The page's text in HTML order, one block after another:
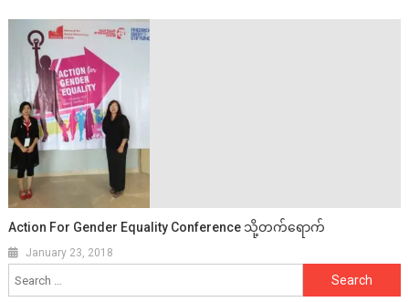
Action For Gender Equality Conference သို့တက်ရောက်
January 23, 2018
Search
for: